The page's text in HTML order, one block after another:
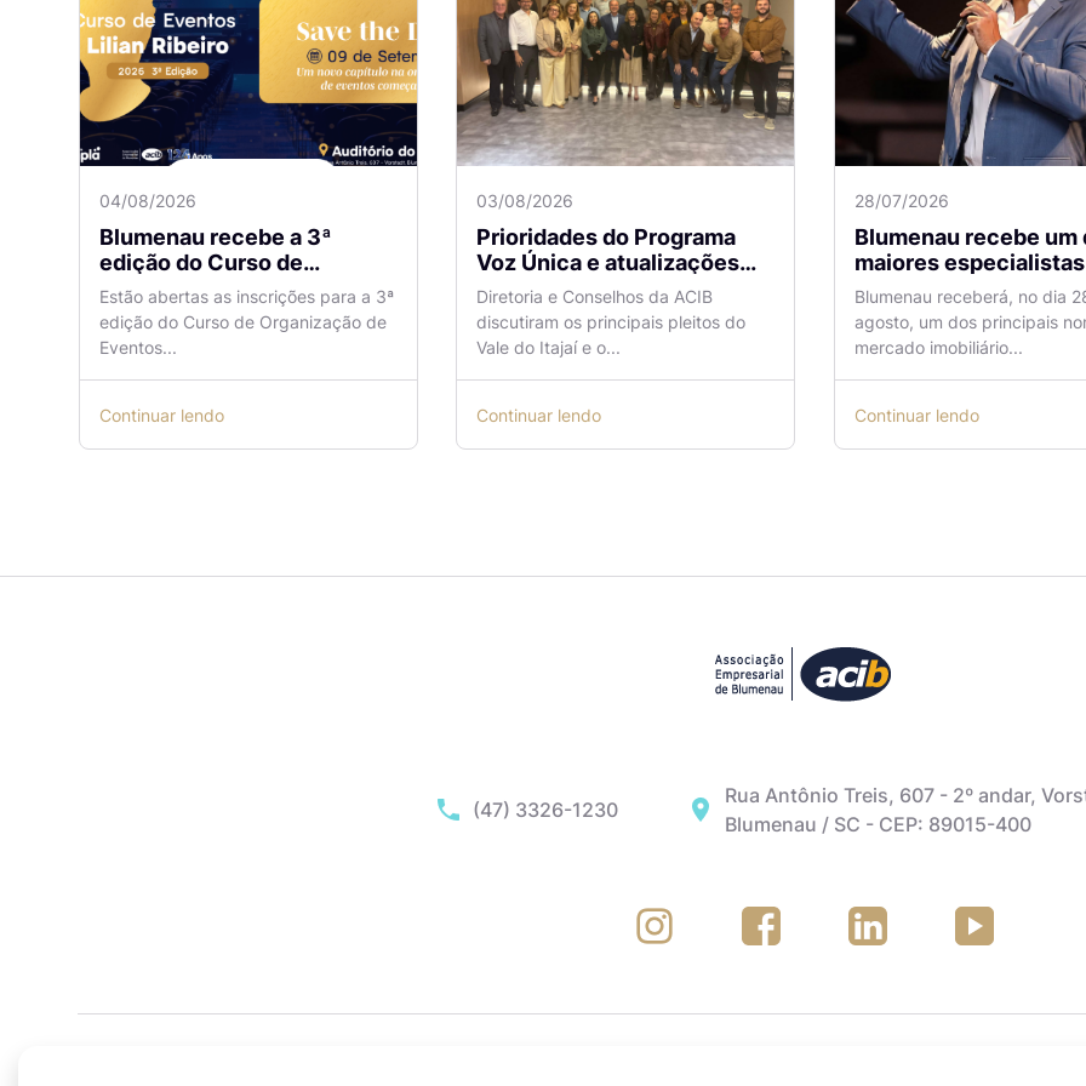
04/08/2026
Blumenau recebe a 3ª
edição do Curso de
Organização de Eventos
Lilian Ribeiro
Estão abertas as inscrições para a 3ª
edição do Curso de Organização de
Eventos...
Continuar lendo
03/08/2026
Prioridades do Programa
Voz Única e atualizações
sobre o Aeroporto de
Navegantes são temas de
reunião na ACIB
Diretoria e Conselhos da ACIB
discutiram os principais pleitos do
Vale do Itajaí e o...
Continuar lendo
28/07/2026
Blumenau recebe um
maiores especialistas em
vendas do mercado
imobiliário
Blumenau receberá, no dia
agosto, um dos principais
mercado imobiliário...
Continuar lendo
(47) 3326-1230
Rua Antônio Treis, 607 - 2º andar,
Blumenau / SC - CEP: 89015-400